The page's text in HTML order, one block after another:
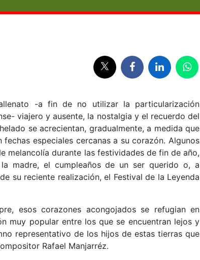
-a fin de no utilizar la particularización
viajero y ausente, la nostalgia y el recuerdo del
se acrecientan, gradualmente, a medida que
fechas especiales cercanas a su corazón. Algunos
melancolía durante las festividades de fin de año,
madre, el cumpleaños de un ser querido o, a
su reciente realización, el Festival de la Leyenda
esos corazones acongojados se refugian en
muy popular entre los que se encuentran lejos y
representativo de los hijos de estas tierras que
Rafael Manjarréz.